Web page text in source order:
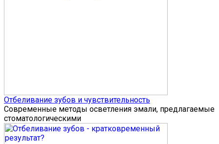
Отбеливание зубов и чувствительность
Современные методы осветления эмали, предлагаемые
стоматологическими